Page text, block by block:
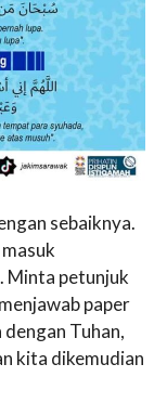
sebaiknya.
Minta petunjuk
paper
Tuhan,
kita dikemudian